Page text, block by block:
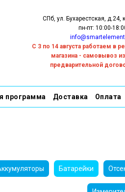
СПб, ул. Бухарестская, д.24,
пн-пт: 10:00-
С 3 по 14 августа работаем в
магазина - самовывоз
предварительной
программа Доставка Оплата
Батарейки